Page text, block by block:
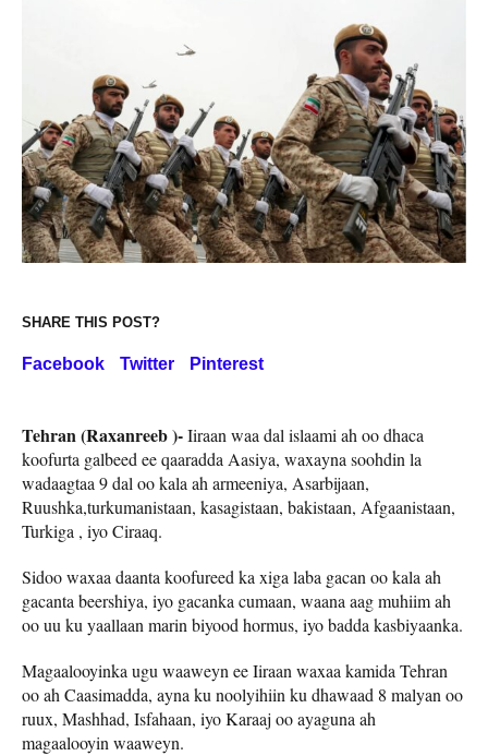
SHARE THIS POST?
Facebook Twitter Pinterest
Tehran (Raxanreeb )-Iiraan waa dal islaami ah oo dhaca
koofurta galbeed ee qaaradda Aasiya, waxayna soohdin la
wadaagtaa 9 dal oo kala ah armeeniya, Asarbijaan,
Ruushka,turkumanistaan, kasagistaan, bakistaan, Afgaanistaan,
Turkiga , iyo Ciraaq.
Sidoo waxaa daanta koofureed ka xiga laba gacan oo kala ah
gacanta beershiya, iyo gacanka cumaan, waana aag muhiim ah
oo uu ku yaallaan marin biyood hormus, iyo badda kasbiyaanka.
Magaalooyinka ugu waaweyn ee Iiraan waxaa kamida Tehran
oo ah Caasimadda, ayna ku noolyihiin ku dhawaad 8 malyan oo
ruux, Mashhad, Isfahaan, iyo Karaaj oo ayaguna ah
magaalooyin waaweyn.